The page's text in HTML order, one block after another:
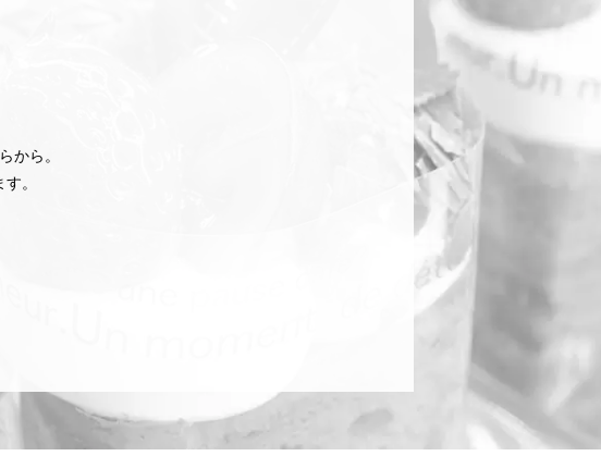
から。
。